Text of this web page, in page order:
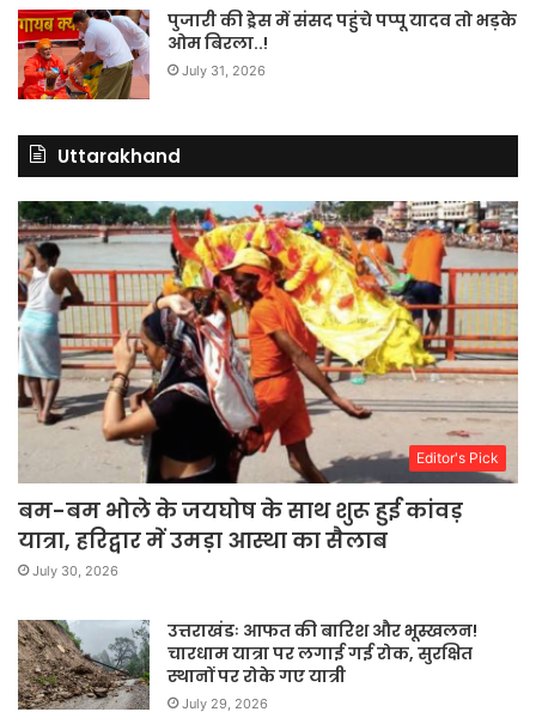
पुजारी की ड्रेस में संसद पहुंचे पप्पू यादव तो भड़के
ओम बिरला..!
July 31, 2026
Uttarakhand
Editor's Pick
बम-बम भोले के जयघोष के साथ शुरू हुई कांवड़
यात्रा, हरिद्वार में उमड़ा आस्था का सैलाब
July 30, 2026
उत्तराखंडः आफत की बारिश और भूस्खलन!
चारधाम यात्रा पर लगाई गई रोक, सुरक्षित
स्थानों पर रोके गए यात्री
July 29, 2026